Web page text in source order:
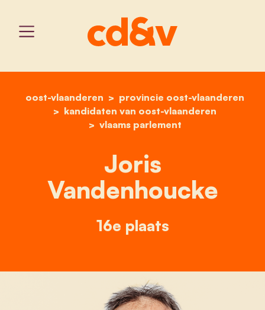
home
oost-vlaanderen
provincie oost-vlaanderen
kandidaten van oost-vlaanderen
vlaams parlement
joris vandenhoucke
Joris
Vandenhoucke
16e plaats